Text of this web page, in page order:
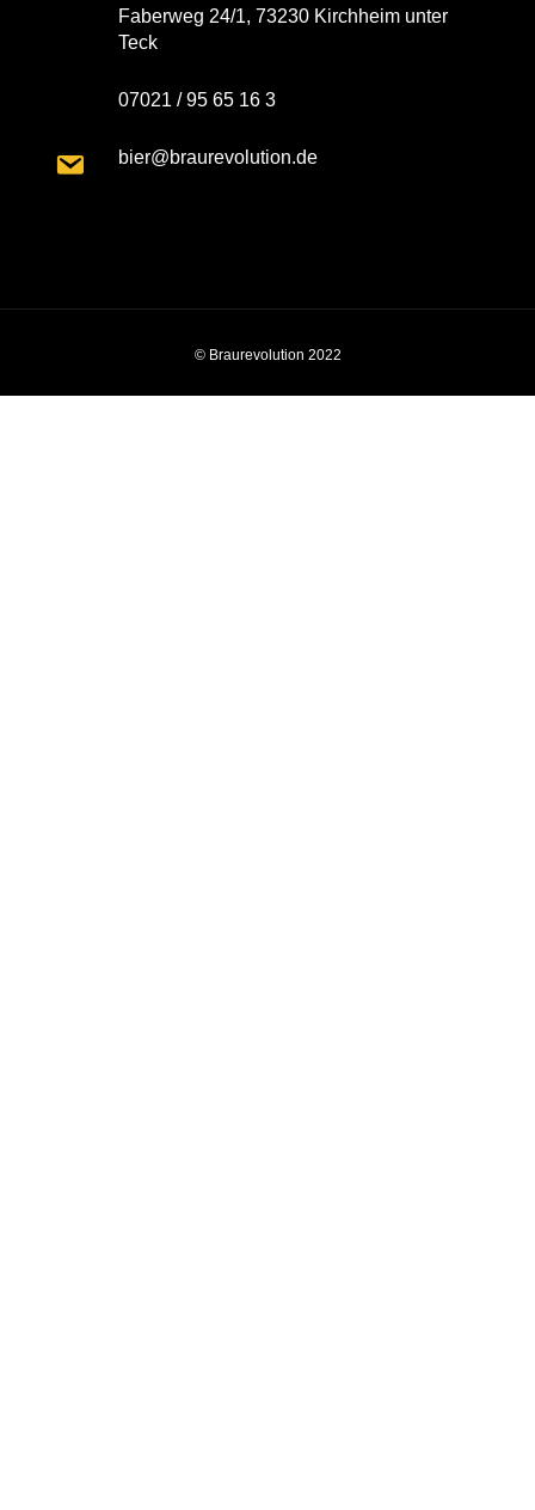
Faberweg 24/1, 73230 Kirchheim unter
Teck
07021 / 95 65 16 3
bier@braurevolution.de
© Braurevolution 2022